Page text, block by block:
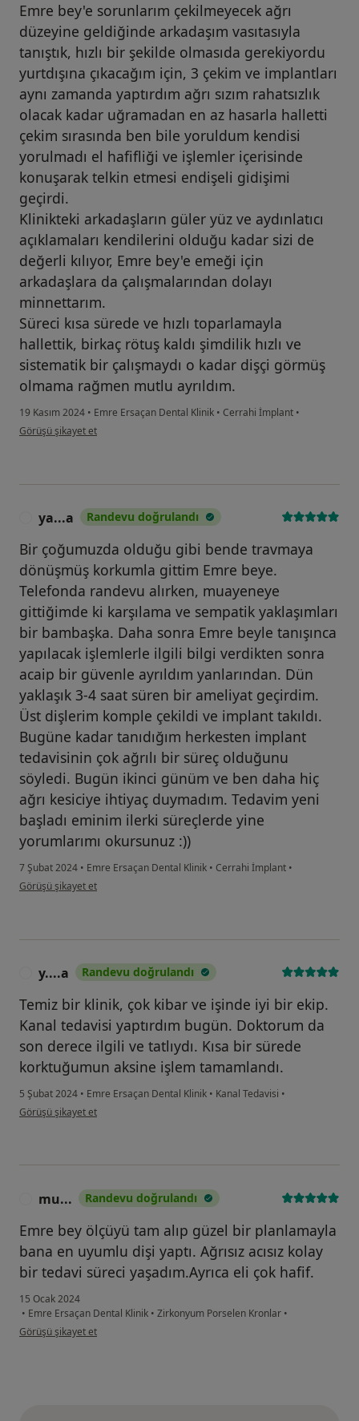
Emre bey'e sorunlarım çekilmeyecek ağrı
düzeyine geldiğinde arkadaşım vasıtasıyla
tanıştık, hızlı bir şekilde olmasıda gerekiyordu
yurtdışına çıkacağım için, 3 çekim ve implantları
aynı zamanda yaptırdım ağrı sızım rahatsızlık
olacak kadar uğramadan en az hasarla halletti
çekim sırasında ben bile yoruldum kendisi
yorulmadı el hafifliği ve işlemler içerisinde
konuşarak telkin etmesi endişeli gidişimi
geçirdi.
Klinikteki arkadaşların güler yüz ve aydınlatıcı
açıklamaları kendilerini olduğu kadar sizi de
değerli kılıyor, Emre bey'e emeği için
arkadaşlara da çalışmalarından dolayı
minnettarım.
Süreci kısa sürede ve hızlı toparlamayla
hallettik, birkaç rötuş kaldı şimdilik hızlı ve
sistematik bir çalışmaydı o kadar dişçi görmüş
olmama rağmen mutlu ayrıldım.
19 Kasım 2024 • Emre Ersaçan Dental Klinik • Cerrahi İmplant •
kullanıcının görüşüne göre bu...
Görüşü şikayet et
ya...a Randevu doğrulandı
Bir çoğumuzda olduğu gibi bende travmaya
dönüşmüş korkumla gittim Emre beye.
Telefonda randevu alırken, muayeneye
gittiğimde ki karşılama ve sempatik yaklaşımları
bir bambaşka. Daha sonra Emre beyle tanışınca
yapılacak işlemlerle ilgili bilgi verdikten sonra
acaip bir güvenle ayrıldım yanlarından. Dün
yaklaşık 3-4 saat süren bir ameliyat geçirdim.
Üst dişlerim komple çekildi ve implant takıldı.
Bugüne kadar tanıdığım herkesten implant
tedavisinin çok ağrılı bir süreç olduğunu
söyledi. Bugün ikinci günüm ve ben daha hiç
ağrı kesiciye ihtiyaç duymadım. Tedavim yeni
başladı eminim ilerki süreçlerde yine
yorumlarımı okursunuz :))
7 Şubat 2024 • Emre Ersaçan Dental Klinik • Cerrahi İmplant •
kullanıcının görüşüne göre ya...a
Görüşü şikayet et
y....a Randevu doğrulandı
Temiz bir klinik, çok kibar ve işinde iyi bir ekip.
Kanal tedavisi yaptırdım bugün. Doktorum da
son derece ilgili ve tatlıydı. Kısa bir sürede
korktuğumun aksine işlem tamamlandı.
5 Şubat 2024 • Emre Ersaçan Dental Klinik • Kanal Tedavisi •
kullanıcının görüşüne göre y....a
Görüşü şikayet et
mu... Randevu doğrulandı
Emre bey ölçüyü tam alıp güzel bir planlamayla
bana en uyumlu dişi yaptı. Ağrısız acısız kolay
bir tedavi süreci yaşadım.Ayrıca eli çok hafif.
15 Ocak 2024
• Emre Ersaçan Dental Klinik • Zirkonyum Porselen Kronlar •
kullanıcının görüşüne göre mu...
Görüşü şikayet et